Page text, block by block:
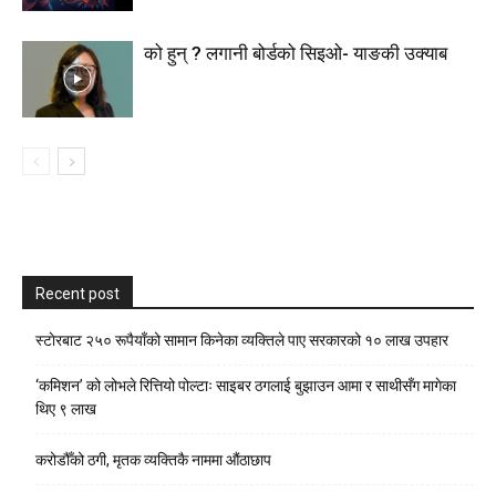
को हुन् ? लगानी बोर्डको सिइओ- याङकी उक्याब
Recent post
स्टाेरबाट २५० रूपैयाँको सामान किनेका व्यक्तिले पाए सरकारको १० लाख उपहार
‘कमिशन’ को लोभले रित्तियो पोल्टाः साइबर ठगलाई बुझाउन आमा र साथीसँग मागेका
थिए ९ लाख
करोडौँको ठगी, मृतक व्यक्तिकै नाममा औंठाछाप